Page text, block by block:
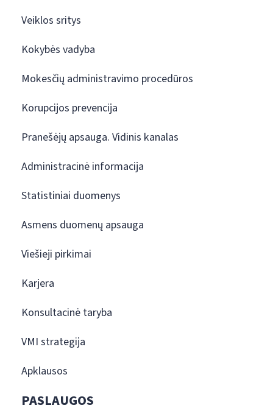
Veiklos sritys
Kokybės vadyba
Mokesčių administravimo procedūros
Korupcijos prevencija
Pranešėjų apsauga. Vidinis kanalas
Administracinė informacija
Statistiniai duomenys
Asmens duomenų apsauga
Viešieji pirkimai
Karjera
Konsultacinė taryba
VMI strategija
Apklausos
PASLAUGOS